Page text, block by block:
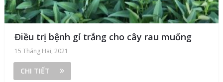
Điều trị bệnh gỉ trắng cho cây rau muống
15 Tháng Hai, 2021
CHI TIẾT